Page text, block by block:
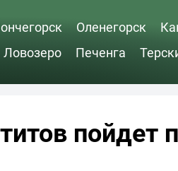
Оленегорск
Ловозеро Печенга
пойдет